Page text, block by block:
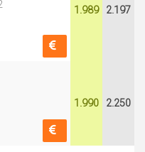
1.989 2.197
1.990 2.250